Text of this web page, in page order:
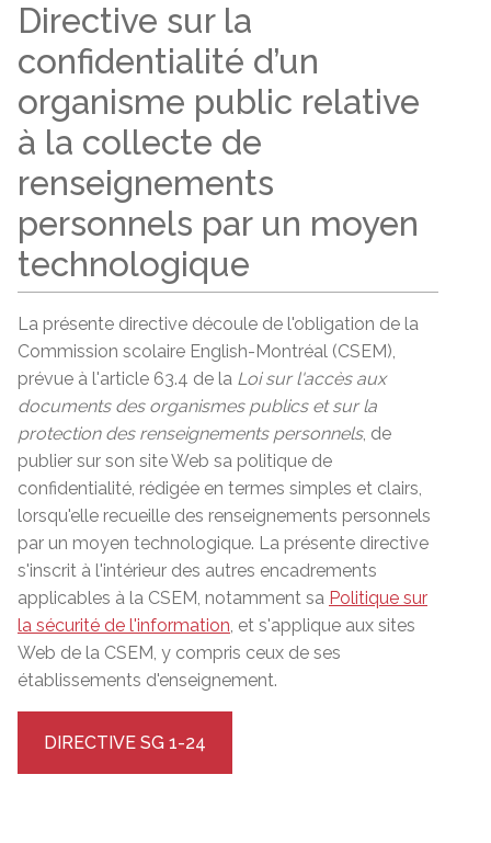
Directive sur la
confidentialité d’un
organisme public relative
à la collecte de
renseignements
personnels par un moyen
technologique
La présente directive découle de l'obligation de la
Commission scolaire English-Montréal (CSEM),
prévue à l'article 63.4 de la Loi sur l'accès aux
documents des organismes publics et sur la
protection des renseignements personnels, de
publier sur son site Web sa politique de
confidentialité, rédigée en termes simples et clairs,
lorsqu'elle recueille des renseignements personnels
par un moyen technologique. La présente directive
s'inscrit à l'intérieur des autres encadrements
applicables à la CSEM, notamment sa Politique sur
la sécurité de l'information, et s'applique aux sites
Web de la CSEM, y compris ceux de ses
établissements d'enseignement.
DIRECTIVE SG 1-24